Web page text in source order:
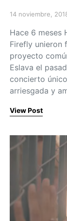
Posted on
14 noviembre,
Hace 6 meses
Firefly unieron
proyecto
Eslava el
concierto
arriesgada y
View Post